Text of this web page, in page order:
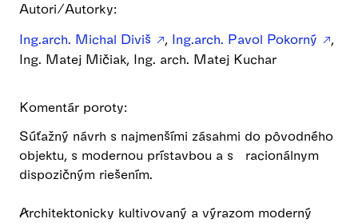
Autori/Autorky:
Ing.arch. Michal Diviš
, Ing.arch. Pavol Pokorný
,
Ing. Matej Mičiak, Ing. arch. Matej Kuchar
Komentár poroty:
Súťažný návrh s najmenšími zásahmi do pôvodného
objektu, s modernou prístavbou a s racionálnym
dispozičným riešením.
Architektonicky kultivovaný a výrazom moderný